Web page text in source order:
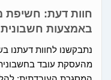
חוות דעת: חשיפת
באמצעות
נתבקשנו לחוות דעתנו
מהעסקת עובד